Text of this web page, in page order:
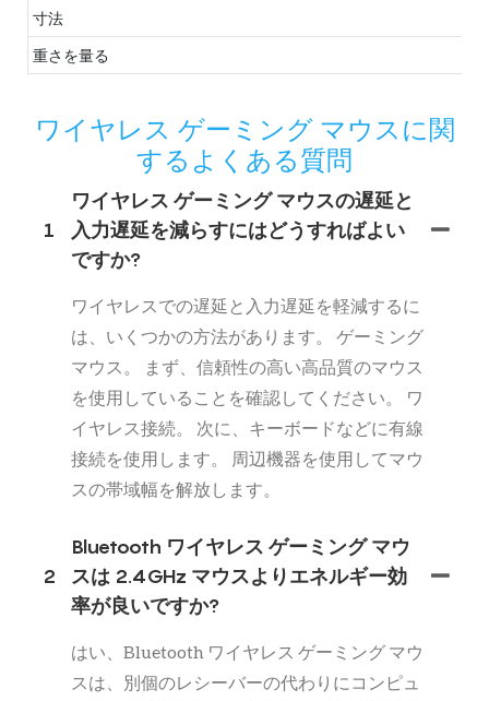
寸法
重さを量る
ワイヤレス ゲーミング マウスに関
するよくある質問
1
ワイヤレス ゲーミング マウスの遅延と
入力遅延を減らすにはどうすればよい
ですか?
ワイヤレスでの遅延と入力遅延を軽減するに
は、いくつかの方法があります。 ゲーミング
マウス。 まず、信頼性の高い高品質のマウス
を使用していることを確認してください。 ワ
イヤレス接続。 次に、キーボードなどに有線
接続を使用します。 周辺機器を使用してマウ
スの帯域幅を解放します。
2
Bluetooth ワイヤレス ゲーミング マウ
スは 2.4GHz マウスよりエネルギー効
率が良いですか?
はい、Bluetooth ワイヤレス ゲーミング マウ
スは、別個のレシーバーの代わりにコンピュ